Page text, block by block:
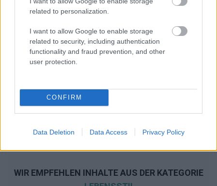
related to personalization.
I want to allow Google to enable storage
related to security, including authentication
functionality and fraud prevention, and other
user protection.
CONFIRM
Data Deletion Data Access Privacy Policy
WIR EMPFEHLEN INHALTE AUS DER KATEGORIE